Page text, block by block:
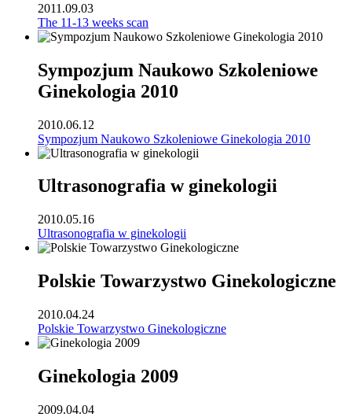
2011.09.03
The 11-13 weeks scan
Sympozjum Naukowo Szkoleniowe
Ginekologia 2010
2010.06.12
Sympozjum Naukowo Szkoleniowe Ginekologia 2010
Ultrasonografia w ginekologii
2010.05.16
Ultrasonografia w ginekologii
Polskie Towarzystwo Ginekologiczne
2010.04.24
Polskie Towarzystwo Ginekologiczne
Ginekologia 2009
2009.04.04